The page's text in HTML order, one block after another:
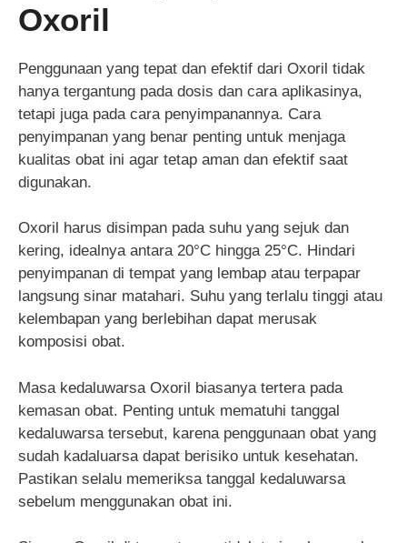
Oxoril
Penggunaan yang tepat dan efektif dari Oxoril tidak
hanya tergantung pada dosis dan cara aplikasinya,
tetapi juga pada cara penyimpanannya. Cara
penyimpanan yang benar penting untuk menjaga
kualitas obat ini agar tetap aman dan efektif saat
digunakan.
Oxoril harus disimpan pada suhu yang sejuk dan
kering, idealnya antara 20°C hingga 25°C. Hindari
penyimpanan di tempat yang lembap atau terpapar
langsung sinar matahari. Suhu yang terlalu tinggi atau
kelembapan yang berlebihan dapat merusak
komposisi obat.
Masa kedaluwarsa Oxoril biasanya tertera pada
kemasan obat. Penting untuk mematuhi tanggal
kedaluwarsa tersebut, karena penggunaan obat yang
sudah kadaluarsa dapat berisiko untuk kesehatan.
Pastikan selalu memeriksa tanggal kedaluwarsa
sebelum menggunakan obat ini.